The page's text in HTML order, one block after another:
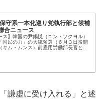
守系一本化巡り党執行部と候補
合ニュース
ス】韓国の尹錫悦（ユン・ソクヨル）
国民の力」の大統領選（６月３日投開
ム・ムンス）前雇用労働部長官と党
謙虚に受け入れる」と述